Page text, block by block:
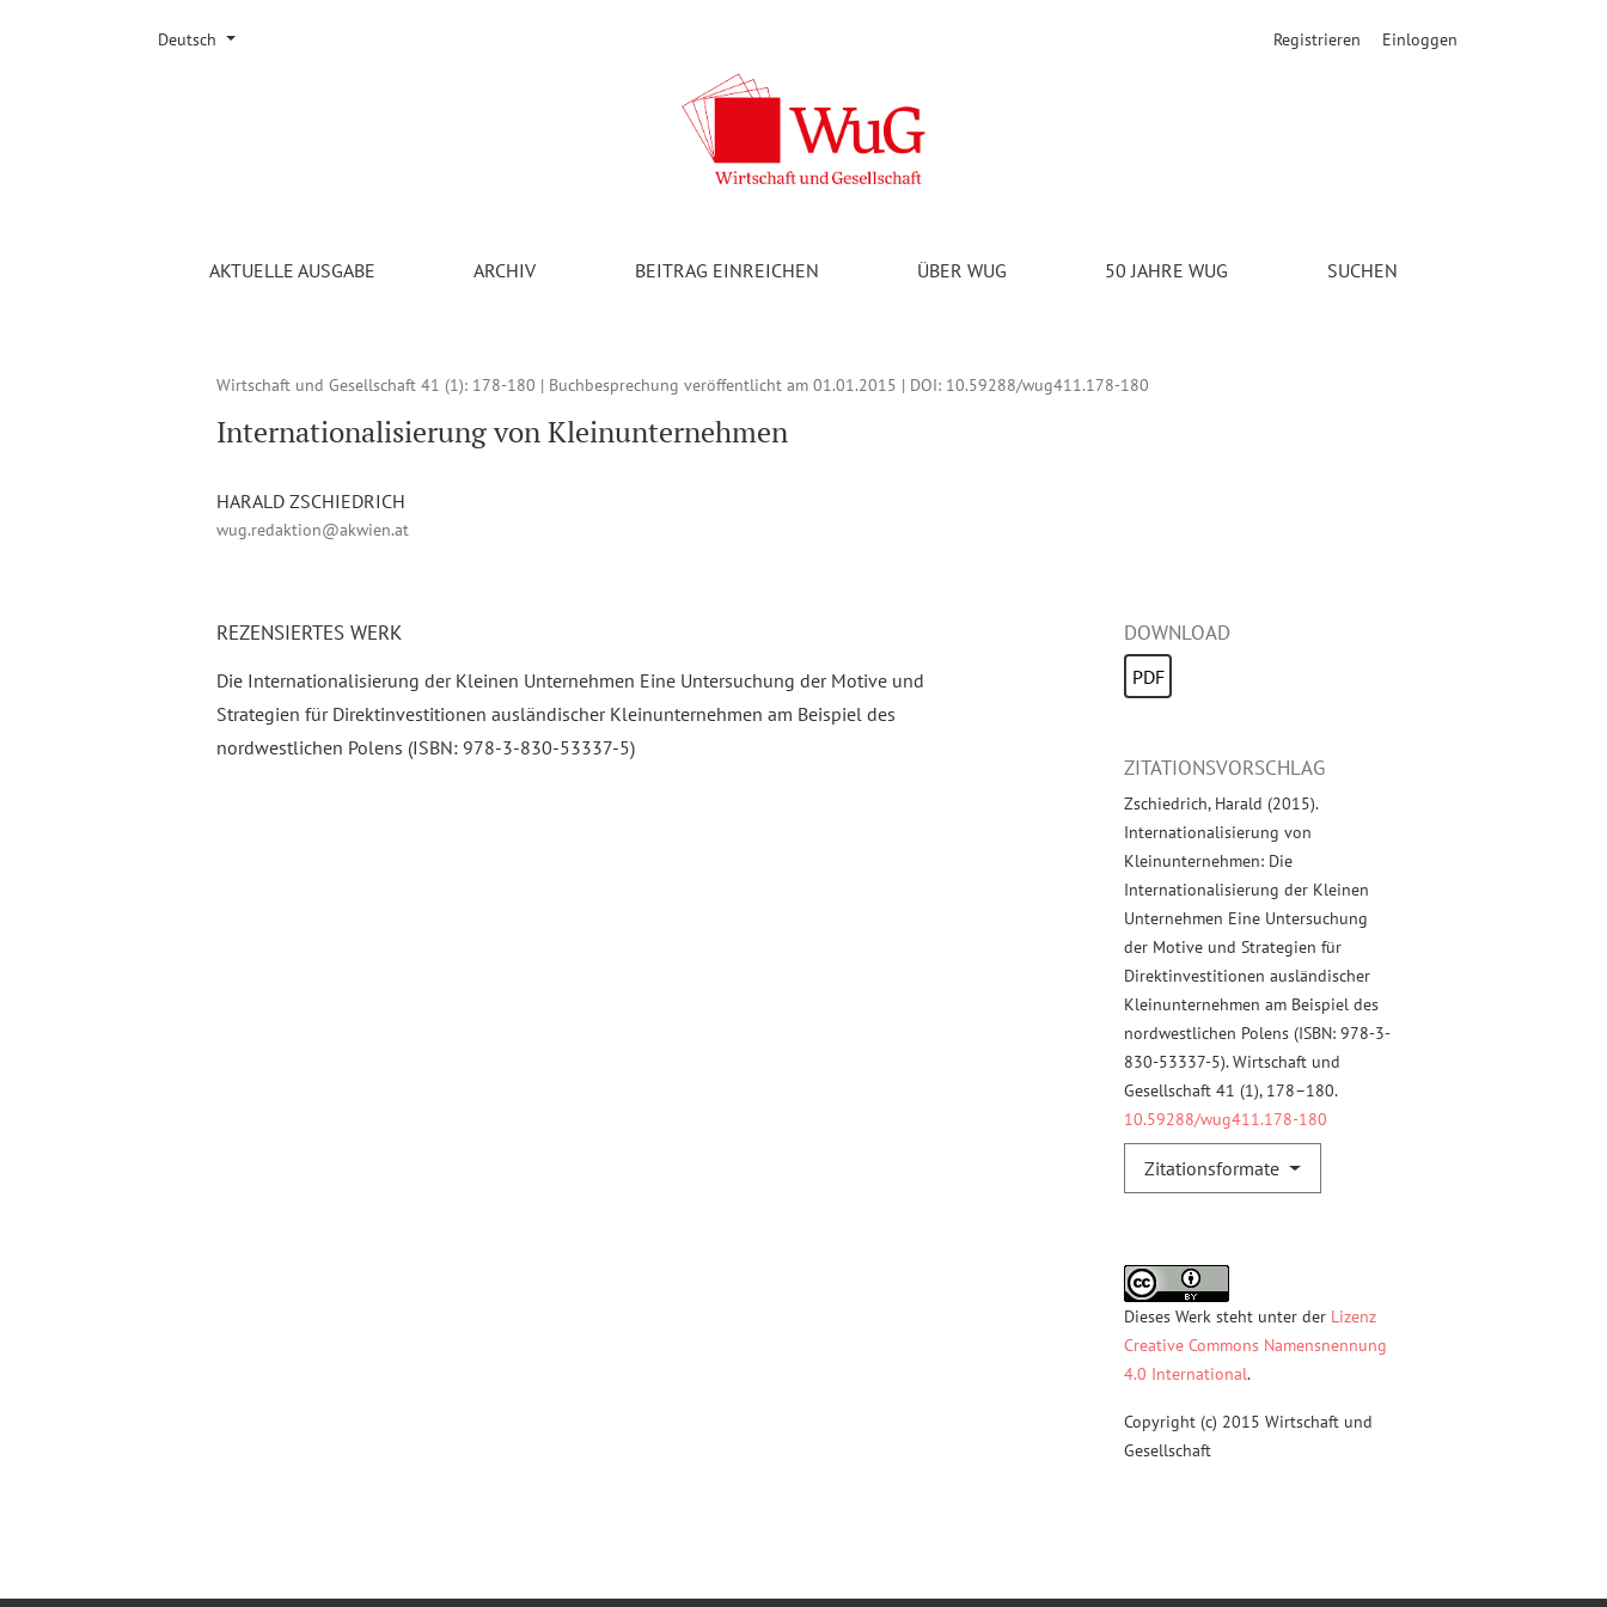
Internationalisierung von Kleinunternehmen: Die Internationalisierung der Kleinen Unternehmen Eine Untersuchung der Motive und Strategien für Direktinvestitionen
AKTUELLE AUSGABE ARCHIV BEITRAG EINREICHEN ÜBER WUG 50 JAHRE WUG SUCHEN
Registrieren Einloggen
Sprache ändern. Die ausgewählte Sprache ist:
Deutsch
Wirtschaft und Gesellschaft 41 (1): 178-180 | Buchbesprechung veröffentlicht am 01.01.2015 | DOI: 10.59288/wug411.178-180
Internationalisierung von Kleinunternehmen
HARALD ZSCHIEDRICH
wug.redaktion@akwien.at
DOWNLOAD
PDF
ZITATIONSVORSCHLAG
Zschiedrich, Harald (2015).
Internationalisierung von
Kleinunternehmen: Die
Internationalisierung der Kleinen
Unternehmen Eine Untersuchung
der Motive und Strategien für
Direktinvestitionen ausländischer
Kleinunternehmen am Beispiel des
nordwestlichen Polens (ISBN: 978-3-
830-53337-5). Wirtschaft und
Gesellschaft 41 (1), 178–180.
10.59288/wug411.178-180
Zitationsformate
Dieses Werk steht unter der Lizenz
Creative Commons Namensnennung
4.0 International.
Copyright (c) 2015 Wirtschaft und
Gesellschaft
REZENSIERTES WERK
Die Internationalisierung der Kleinen Unternehmen Eine Untersuchung der Motive und
Strategien für Direktinvestitionen ausländischer Kleinunternehmen am Beispiel des
nordwestlichen Polens (ISBN: 978-3-830-53337-5)